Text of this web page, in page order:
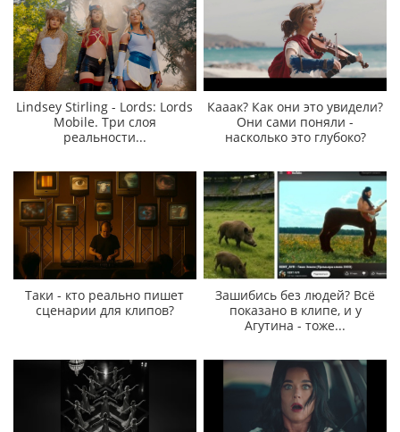
Lindsey Stirling - Lords: Lords
Mobile. Три слоя
реальности...
Кааак? Как они это увидели?
Они сами поняли -
насколько это глубоко?
Таки - кто реально пишет
сценарии для клипов?
Зашибись без людей? Всё
показано в клипе, и у
Агутина - тоже...